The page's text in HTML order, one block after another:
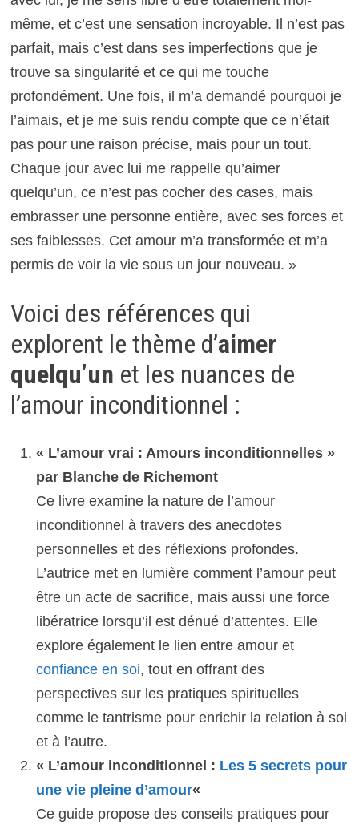
même, et c’est une sensation incroyable. Il n’est pas
parfait, mais c’est dans ses imperfections que je
trouve sa singularité et ce qui me touche
profondément. Une fois, il m’a demandé pourquoi je
l’aimais, et je me suis rendu compte que ce n’était
pas pour une raison précise, mais pour un tout.
Chaque jour avec lui me rappelle qu’aimer
quelqu’un, ce n’est pas cocher des cases, mais
embrasser une personne entière, avec ses forces et
ses faiblesses. Cet amour m’a transformée et m’a
permis de voir la vie sous un jour nouveau. »
Voici des références qui
explorent le thème d’aimer
quelqu’un et les nuances de
l’amour inconditionnel :
« L’amour vrai : Amours inconditionnelles »
par Blanche de Richemont
Ce livre examine la nature de l’amour
inconditionnel à travers des anecdotes
personnelles et des réflexions profondes.
L’autrice met en lumière comment l’amour peut
être un acte de sacrifice, mais aussi une force
libératrice lorsqu’il est dénué d’attentes. Elle
explore également le lien entre amour et
confiance en soi, tout en offrant des
perspectives sur les pratiques spirituelles
comme le tantrisme pour enrichir la relation à soi
et à l’autre.
« L’amour inconditionnel : Les 5 secrets pour
une vie pleine d’amour«
Ce guide propose des conseils pratiques pour